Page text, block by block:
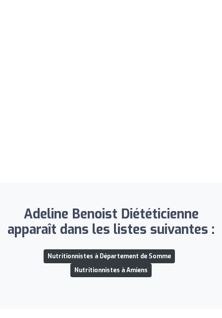
Adeline Benoist Diététicienne
apparaît dans les listes suivantes :
Nutritionnistes à Département de Somme
Nutritionnistes à Amiens